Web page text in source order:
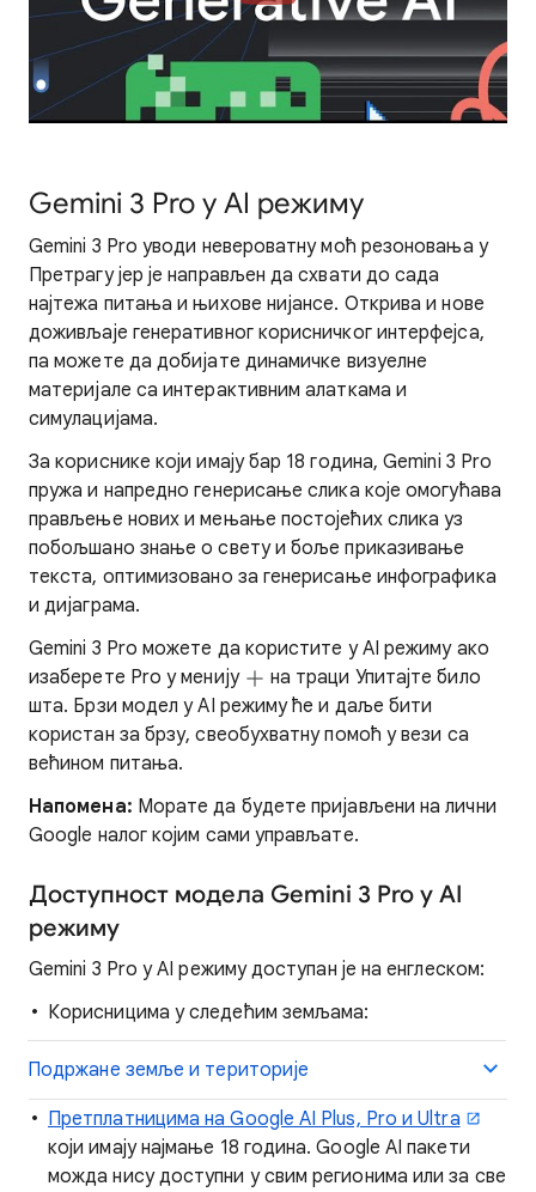
Gemini 3 Pro у AI режиму
Gemini 3 Pro уводи невероватну моћ резоновања у
Претрагу јер је направљен да схвати до сада
најтежа питања и њихове нијансе. Открива и нове
доживљаје генеративног корисничког интерфејса,
па можете да добијате динамичке визуелне
материјале са интерактивним алаткама и
симулацијама.
За кориснике који имају бар 18 година, Gemini 3 Pro
пружа и напредно генерисање слика које омогућава
прављење нових и мењање постојећих слика уз
побољшано знање о свету и боље приказивање
текста, оптимизовано за генерисање инфографика
и дијаграма.
Gemini 3 Pro можете да користите у AI режиму ако
изаберете Pro у менију
на траци Упитајте било
шта. Брзи модел у AI режиму ће и даље бити
користан за брзу, свеобухватну помоћ у вези са
већином питања.
Напомена: Морате да будете пријављени на лични
Google налог којим сами управљате.
Доступност модела Gemini 3 Pro у AI
режиму
Gemini 3 Pro у AI режиму доступан је на енглеском:
Корисницима у следећим земљама:
Подржане земље и територије
Претплатницима на Google AI Plus, Pro и Ultra
који имају најмање 18 година. Google AI пакети
можда нису доступни у свим регионима или за све